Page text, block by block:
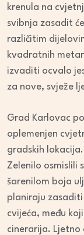
krenula na
svibnja zasadit
različitim
kvadratnih
izvaditi ocvalo
za nove, svježe
Grad Karlovac
oplemenjen
gradskih
Zelenilo osmislili
šarenilom boja
planiraju
cvijeća, među
cinerarija. Ljetno